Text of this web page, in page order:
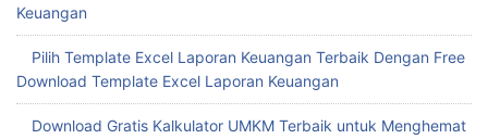
Keuangan
Pilih Template Excel Laporan Keuangan Terbaik Dengan Free
Download Template Excel Laporan Keuangan
Download Gratis Kalkulator UMKM Terbaik untuk Menghemat